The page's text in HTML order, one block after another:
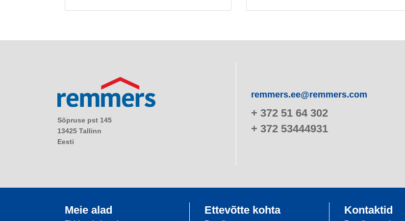
Sõpruse pst 145
13425 Tallinn
Eesti
remmers.ee@remmers.com
+ 372 51 64 302
+ 372 53444931
Meie alad Ettevõtte kohta Kontaktid